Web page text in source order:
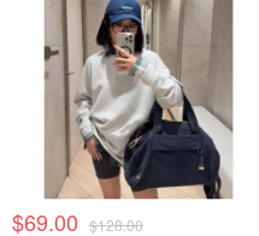
$69.00 $128.00